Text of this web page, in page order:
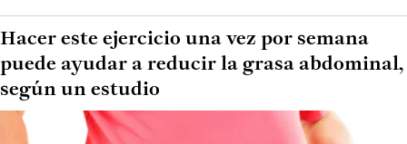
Hacer este ejercicio una vez por semana
puede ayudar a reducir la grasa abdominal,
según un estudio